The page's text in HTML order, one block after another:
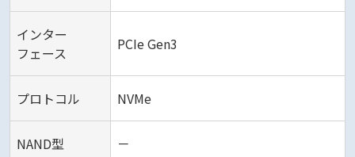
インター
フェース
PCIe Gen3
プロトコル NVMe
NAND型 －